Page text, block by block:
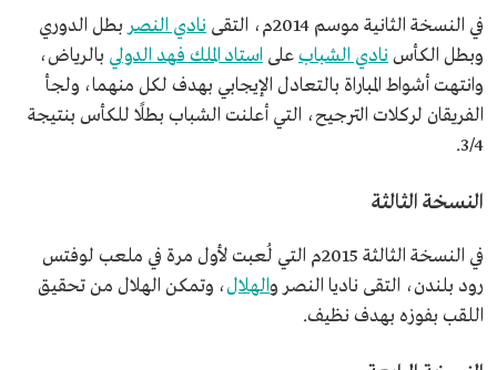
في النسخة الثانية موسم 2014م، التقى نادي النصر بطل الدوري
وبطل الكأس نادي الشبابعلى استاد الملك فهد الدولي بالرياض،
وانتهت أشواط المباراة بالتعادل الإيجابي بهدف لكل منهما، ولجأ
الفريقان لركلات الترجيح، التي أعلنت الشباب بطلًا للكأس بنتيجة
3/4.
النسخة الثالثة
في النسخة الثالثة 2015م التي لُعبت لأول مرة في ملعب لوفتس
رود بلندن، التقى ناديا النصر والهلال، وتمكن الهلال من تحقيق
اللقب بفوزه بهدف نظيف.